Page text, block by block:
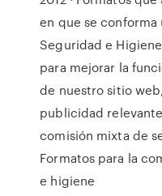
en que se
Seguridad e
para mejorar la
de nuestro sitio
publicidad
comisión mixta de
Formatos para la
e higiene